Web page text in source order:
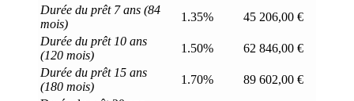
Durée du prêt 7 ans (84
mois)
1.35%
45 206,00 €
Durée du prêt 10 ans
(120 mois)
1.50%
62 846,00 €
Durée du prêt 15 ans
(180 mois)
1.70%
89 602,00 €